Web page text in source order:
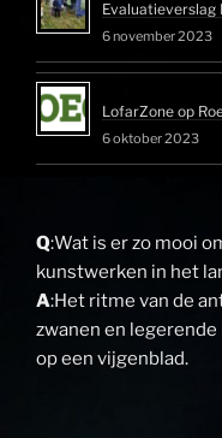
6 november 2023
LofarZone op
6 oktober 2023
Q:Wat is er zo mooi
kunstwerken in het
A:Het ritme van de
zwanen en
op een vijgenblad.